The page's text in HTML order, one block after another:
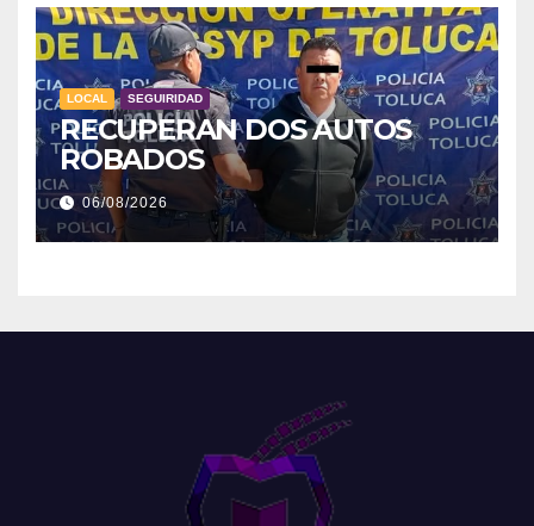
LOCAL SEGUIRIDAD
RECUPERAN DOS AUTOS
ROBADOS
06/08/2026